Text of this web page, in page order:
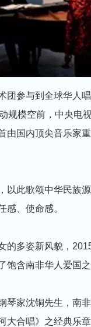
团参与到全球华人
规模空前，中央电
由国内顶尖音乐家
以此歌颂中华民族
感、使命感。
的多姿新风貌，
含南非华人爱国
琴家沈铜先生，南
大合唱》之经典乐